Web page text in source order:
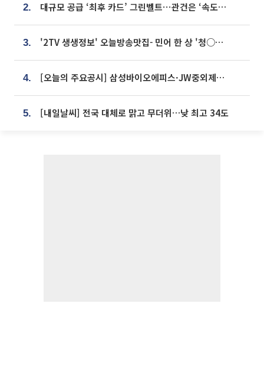
2. 대규모 공급 ‘최후 카드’ 그린벨트⋯관건은 ‘속도’ [주택공급 승부수의 조건]
3. '2TV 생생정보' 오늘방송맛집- 민어 한 상 '청○○○' vs 전복 한 상 '명○'
4. [오늘의 주요공시] 삼성바이오에피스·JW중외제약·한미반도체·SK바이오사이언스 등
5. [내일날씨] 전국 대체로 맑고 무더위…낮 최고 34도